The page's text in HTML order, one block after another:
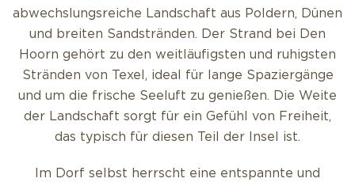
abwechslungsreiche Landschaft aus Poldern, Dünen
und breiten Sandstränden. Der Strand bei Den
Hoorn gehört zu den weitläufigsten und ruhigsten
Stränden von Texel, ideal für lange Spaziergänge
und um die frische Seeluft zu genießen. Die Weite
der Landschaft sorgt für ein Gefühl von Freiheit,
das typisch für diesen Teil der Insel ist.
Im Dorf selbst herrscht eine entspannte und